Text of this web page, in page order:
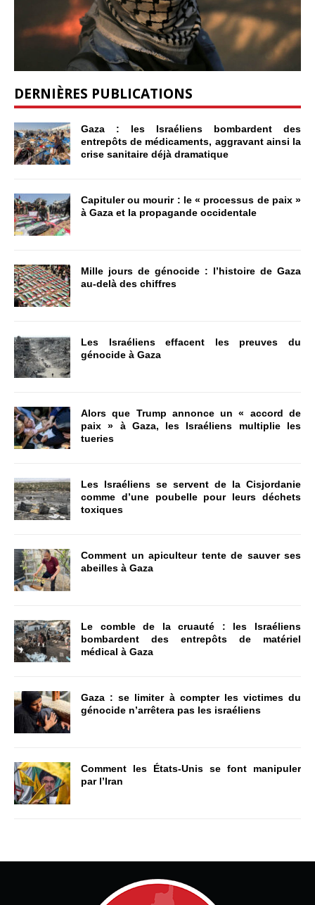
DERNIÈRES PUBLICATIONS
Gaza : les Israéliens bombardent des
entrepôts de médicaments, aggravant ainsi la
crise sanitaire déjà dramatique
Capituler ou mourir : le « processus de paix »
à Gaza et la propagande occidentale
Mille jours de génocide : l’histoire de Gaza
au-delà des chiffres
Les Israéliens effacent les preuves du
génocide à Gaza
Alors que Trump annonce un « accord de
paix » à Gaza, les Israéliens multiplie les
tueries
Les Israéliens se servent de la Cisjordanie
comme d’une poubelle pour leurs déchets
toxiques
Comment un apiculteur tente de sauver ses
abeilles à Gaza
Le comble de la cruauté : les Israéliens
bombardent des entrepôts de matériel
médical à Gaza
Gaza : se limiter à compter les victimes du
génocide n’arrêtera pas les israéliens
Comment les États-Unis se font manipuler
par l’Iran